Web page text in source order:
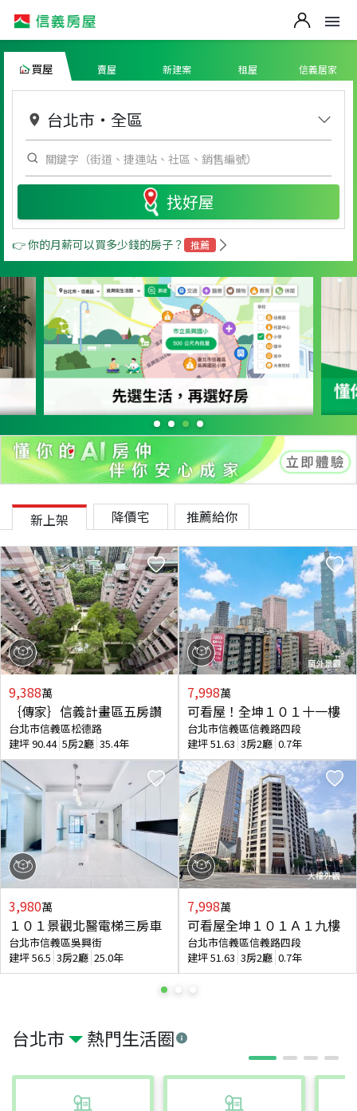
買屋 賣屋 新建案 租屋 信義居家
台北市 ・ 全區
找好屋
👉 你的月薪可以買多少錢的房子？ 推薦
台北市 熱門生活圈
新上架 降價宅 推薦給你
9,388萬
｛傳家｝信義計畫區五房讚
台北市信義區松德路
建坪90.44 5房2廳 35.4年
3,980萬
１０１景觀北醫電梯三房車
台北市信義區吳興街
建坪56.5 3房2廳 25.0年
7,998萬
可看屋！全坤１０１十一樓
台北市信義區信義路四段
建坪51.63 3房2廳 0.7年
7,998萬
可看屋全坤１０１Ａ１九樓
台北市信義區信義路四段
建坪51.63 3房2廳 0.7年